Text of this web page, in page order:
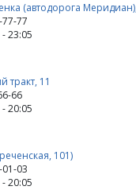
(автодорога
77
23:05
тракт, 11
66
20:05
101)
03
20:05